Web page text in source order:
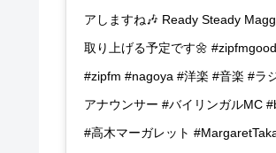
アしますね🎶 Ready Steady
取り上げる予定です🌼
#zipfm #nagoya #洋楽 #音楽 #ラ
アナウンサー #バイリンガルMC
#高木マーガレット